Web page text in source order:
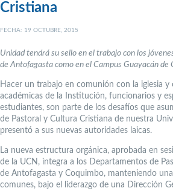
Cristiana
FECHA: 19 OCTUBRE, 2015
Unidad tendrá su sello en el trabajo con los
de Antofagasta como en el Campus Guayacán de
Hacer un trabajo en comunión con la iglesia
académicas de la Institución, funcionarios y
estudiantes, son parte de los desafíos que
de Pastoral y Cultura Cristiana de nuestra
presentó a sus nuevas autoridades laicas.
La nueva estructura orgánica, aprobada en
de la UCN, integra a los Departamentos de
de Antofagasta y Coquimbo, manteniendo
comunes, bajo el liderazgo de una Dirección